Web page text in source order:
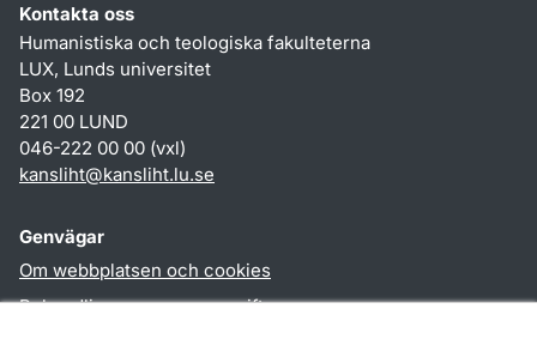
Kontakta oss
Humanistiska och teologiska fakulteterna
LUX, Lunds universitet
Box 192
221 00 LUND
046-222 00 00 (vxl)
kansliht@kansliht.lu.se
Genvägar
Om webbplatsen och cookies
Behandling av personuppgifter